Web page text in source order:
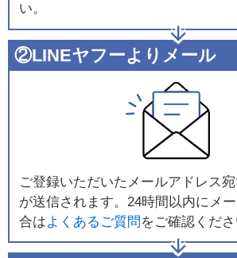
い。
②LINEヤフーよりメール
ご登録いただいたメールアドレス
が送信されます。24時間以内にメ
合はよくあるご質問 をご確認くださ